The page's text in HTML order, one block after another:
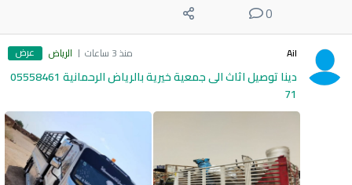
0
Ail منذ 3 ساعات الرياض عرض
دينا توصيل اثاث الى جمعية خيرية بالرياض الرحمانية 05558461
71